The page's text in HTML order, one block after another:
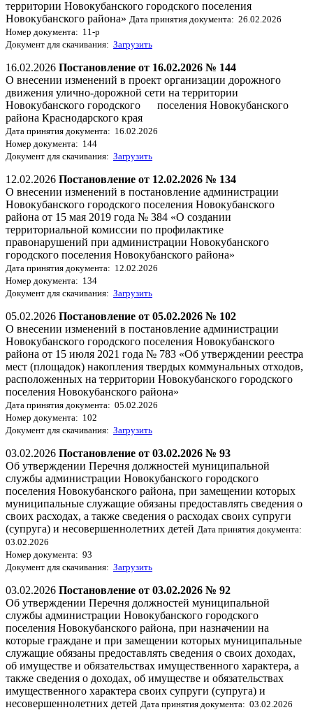
территории Новокубанского городского поселения
Новокубанского района» Дата принятия документа: 26.02.2026
Номер документа: 11-р
Документ для скачивания: Загрузить
16.02.2026 Постановление от 16.02.2026 № 144
О внесении изменений в проект организации дорожного
движения улично-дорожной сети на территории
Новокубанского городского поселения Новокубанского
района Краснодарского края
Дата принятия документа: 16.02.2026
Номер документа: 144
Документ для скачивания: Загрузить
12.02.2026 Постановление от 12.02.2026 № 134
О внесении изменений в постановление администрации
Новокубанского городского поселения Новокубанского
района от 15 мая 2019 года № 384 «О создании
территориальной комиссии по профилактике
правонарушений при администрации Новокубанского
городского поселения Новокубанского района»
Дата принятия документа: 12.02.2026
Номер документа: 134
Документ для скачивания: Загрузить
05.02.2026 Постановление от 05.02.2026 № 102
О внесении изменений в постановление администрации
Новокубанского городского поселения Новокубанского
района от 15 июля 2021 года № 783 «Об утверждении реестра
мест (площадок) накопления твердых коммунальных отходов,
расположенных на территории Новокубанского городского
поселения Новокубанского района»
Дата принятия документа: 05.02.2026
Номер документа: 102
Документ для скачивания: Загрузить
03.02.2026 Постановление от 03.02.2026 № 93
Об утверждении Перечня должностей муниципальной
службы администрации Новокубанского городского
поселения Новокубанского района, при замещении которых
муниципальные служащие обязаны предоставлять сведения о
своих расходах, а также сведения о расходах своих супруги
(супруга) и несовершеннолетних детей Дата принятия документа:
03.02.2026
Номер документа: 93
Документ для скачивания: Загрузить
03.02.2026 Постановление от 03.02.2026 № 92
Об утверждении Перечня должностей муниципальной
службы администрации Новокубанского городского
поселения Новокубанского района, при назначении на
которые граждане и при замещении которых муниципальные
служащие обязаны предоставлять сведения о своих доходах,
об имуществе и обязательствах имущественного характера, а
также сведения о доходах, об имуществе и обязательствах
имущественного характера своих супруги (супруга) и
несовершеннолетних детей Дата принятия документа: 03.02.2026